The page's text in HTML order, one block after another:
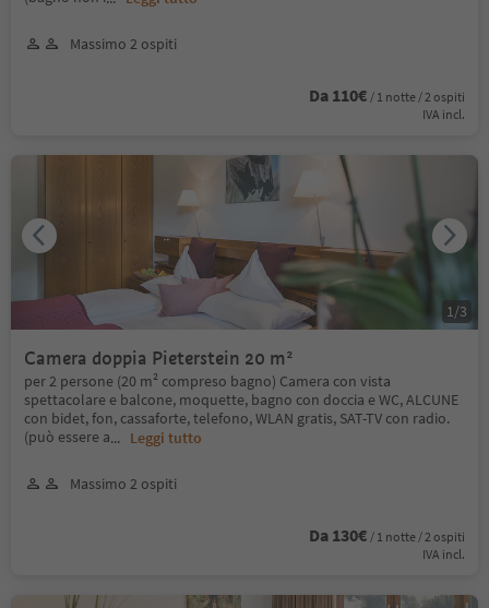
Massimo 2 ospiti
Da 110€ / 1 notte / 2 ospiti
IVA incl.
Camera doppia Pieterstein 20 m²
per 2 persone (20 m² compreso bagno) Camera con vista
spettacolare e balcone, moquette, bagno con doccia e WC, ALCUNE
con bidet, fon, cassaforte, telefono, WLAN gratis, SAT-TV con radio.
(può essere a... Leggi tutto
Massimo 2 ospiti
Da 130€ / 1 notte / 2 ospiti
IVA incl.
1 /3